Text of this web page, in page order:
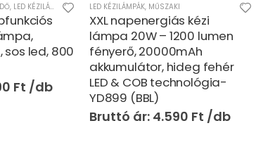
kézi
lumen
fehér
KERT/SZABADIDŐ,LED SZALAG ,
10m RGB Smart LED
szalag – távirányítóval és
mobilalkalmazásos
vezérléssel (BBD) (BBE)
(BBJH)
4.490